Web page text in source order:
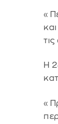
Η